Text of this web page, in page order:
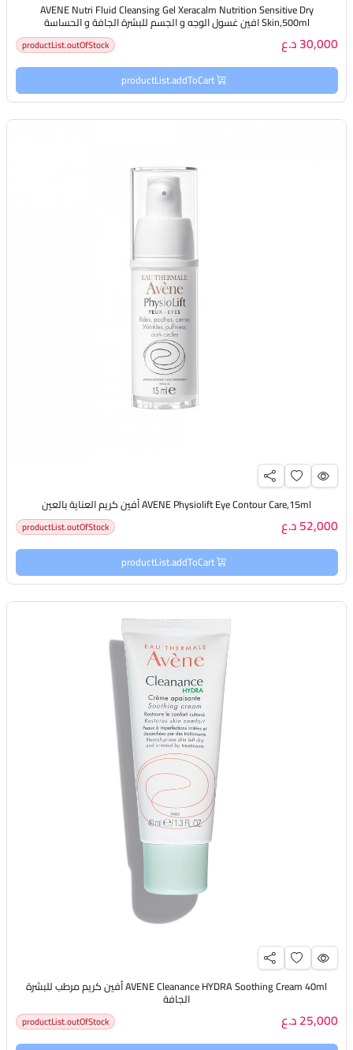
AVENE Nutri Fluid Cleansing Gel Xeracalm Nutrition Sensitive Dry
Skin,500ml افين غسول الوجه و الجسم للبشرة الجافة و الحساسة
30,000 د.ع productList.outOfStock
productList.addToCart
AVENE Physiolift Eye Contour Care,15ml أفين كريم العناية بالعين
52,000 د.ع productList.outOfStock
productList.addToCart
AVENE Cleanance HYDRA Soothing Cream 40ml أفين كريم مرطب للبشرة
الجافة
25,000 د.ع productList.outOfStock